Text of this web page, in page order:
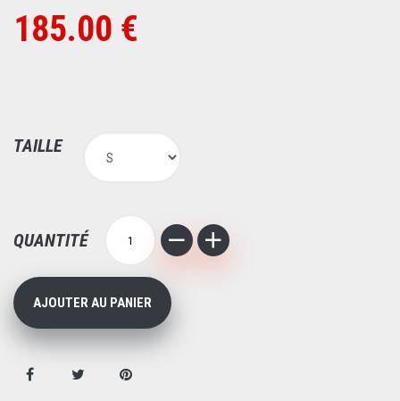
185.00 €
TAILLE
QUANTITÉ
AJOUTER AU PANIER